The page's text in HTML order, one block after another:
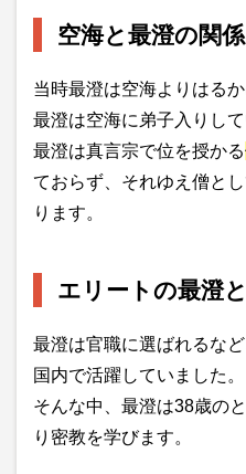
空海と最澄の関係
当時最澄は空海よりはる
最澄は空海に弟子入りして
最澄は真言宗で位を授かる
ておらず、それゆえ僧と
ります。
エリートの最澄
最澄は官職に選ばれるな
国内で活躍していました。
そんな中、最澄は38歳の
り密教を学びます。